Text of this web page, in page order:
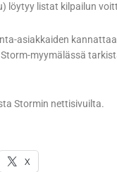
löytyy listat kilpailun
asiakkaiden
myymälässä
Stormin nettisivuilta.
X